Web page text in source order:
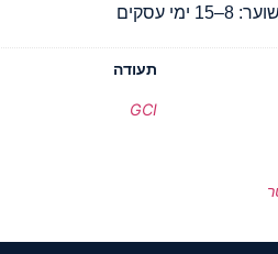
עסקים
תעודה
GCI